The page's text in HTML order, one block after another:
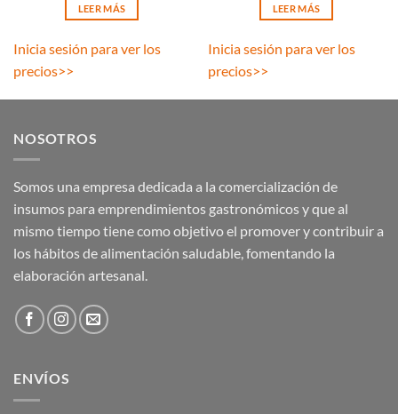
LEER MÁS
Inicia sesión para ver los
precios>>
LEER MÁS
Inicia sesión para ver los
precios>>
NOSOTROS
Somos una empresa dedicada a la comercialización de
insumos para emprendimientos gastronómicos y que al
mismo tiempo tiene como objetivo el promover y contribuir a
los hábitos de alimentación saludable, fomentando la
elaboración artesanal.
ENVÍOS